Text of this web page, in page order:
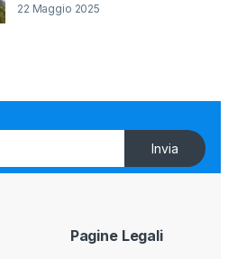
22 Maggio 2025
Invia
Pagine Legali